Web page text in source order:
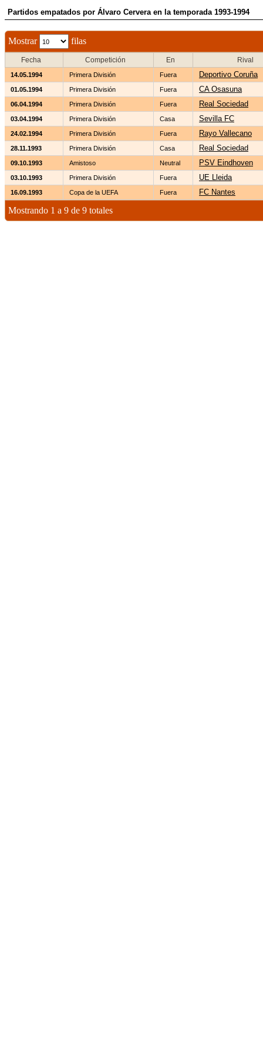
Partidos empatados por Álvaro Cervera en la temporada 1993-1994
Mostrar filas
Fecha Competición En Rival
14.05.1994 Primera División Fuera Deportivo Coruña
01.05.1994 Primera División Fuera CA Osasuna
06.04.1994 Primera División Fuera Real Sociedad
03.04.1994 Primera División Casa Sevilla FC
24.02.1994 Primera División Fuera Rayo Vallecano
28.11.1993 Primera División Casa Real Sociedad
09.10.1993 Amistoso Neutral PSV Eindhoven
03.10.1993 Primera División Fuera UE Lleida
16.09.1993 Copa de la UEFA Fuera FC Nantes
Mostrando 1 a 9 de 9 totales